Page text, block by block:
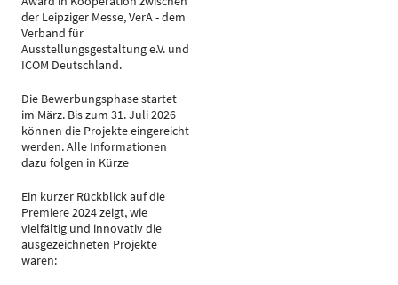
der Leipziger Messe, VerA - dem
Verband für
Ausstellungsgestaltung e.V. und
ICOM Deutschland.
Die Bewerbungsphase startet
im März. Bis zum 31. Juli 2026
können die Projekte eingereicht
werden. Alle Informationen
dazu folgen in Kürze
Ein kurzer Rückblick auf die
Premiere 2024 zeigt, wie
vielfältig und innovativ die
ausgezeichneten Projekte
waren: